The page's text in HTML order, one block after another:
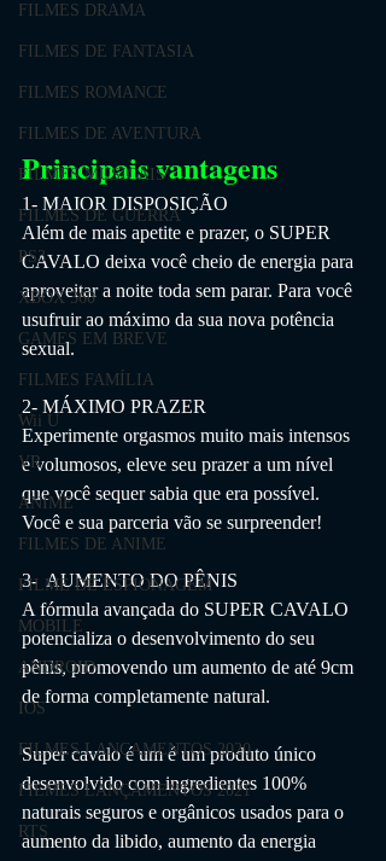
FILMES DRAMA
FILMES DE FANTASIA
FILMES ROMANCE
FILMES DE AVENTURA
FILMES MUSICAIS
FILMES DE GUERRA
PS3
XBOX 360
GAMES EM BREVE
FILMES FAMÍLIA
Wii U
VR
ANIME
FILMES DE ANIME
FILME DE ESPIONAGEM
MOBILE
ANDROID
IOS
FILMES LANÇAMENTOS 2020
FILMES LANÇAMENTOS 2021
RTS
Principais vantagens
1- MAIOR DISPOSIÇÃO
Além de mais apetite e prazer, o SUPER
CAVALO deixa você cheio de energia para
aproveitar a noite toda sem parar. Para você
usufruir ao máximo da sua nova potência
sexual.
2- MÁXIMO PRAZER
Experimente orgasmos muito mais intensos
e volumosos, eleve seu prazer a um nível
que você sequer sabia que era possível.
Você e sua parceria vão se surpreender!
3-  AUMENTO DO PÊNIS
A fórmula avançada do SUPER CAVALO
potencializa o desenvolvimento do seu
pênis, promovendo um aumento de até 9cm
de forma completamente natural.
Super cavalo é um é um produto único
desenvolvido com ingredientes 100%
naturais seguros e orgânicos usados para o
aumento da libido, aumento da energia